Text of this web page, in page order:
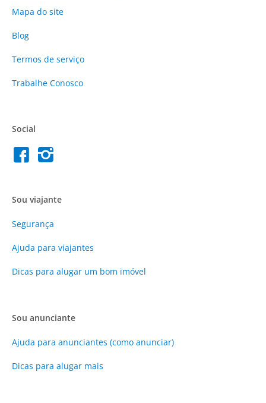
Mapa do site
Blog
Termos de serviço
Trabalhe Conosco
Social
Sou viajante
Segurança
Ajuda para viajantes
Dicas para alugar um bom imóvel
Sou anunciante
Ajuda para anunciantes (como anunciar)
Dicas para alugar mais